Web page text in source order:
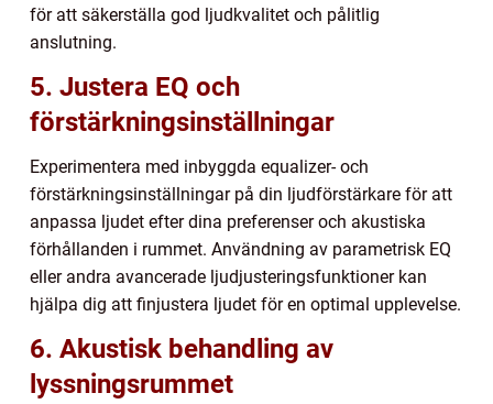
för att säkerställa god ljudkvalitet och pålitlig
anslutning.
5. Justera EQ och
förstärkningsinställningar
Experimentera med inbyggda equalizer- och
förstärkningsinställningar på din ljudförstärkare för att
anpassa ljudet efter dina preferenser och akustiska
förhållanden i rummet. Användning av parametrisk EQ
eller andra avancerade ljudjusteringsfunktioner kan
hjälpa dig att finjustera ljudet för en optimal upplevelse.
6. Akustisk behandling av
lyssningsrummet